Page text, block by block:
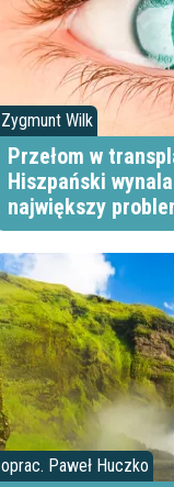
Zygmunt Wilk
Przełom w
Hiszpański
największy
oprac. Paweł Huczko